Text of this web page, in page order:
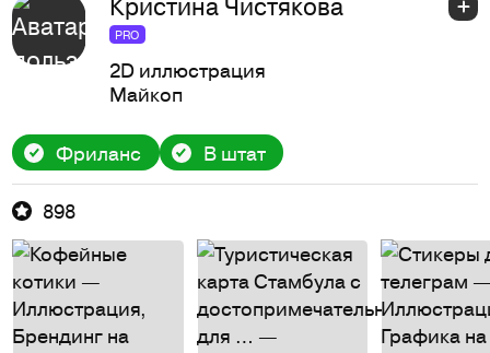
PRO
2D иллюстрация
Майкоп
Фриланс В штат
898